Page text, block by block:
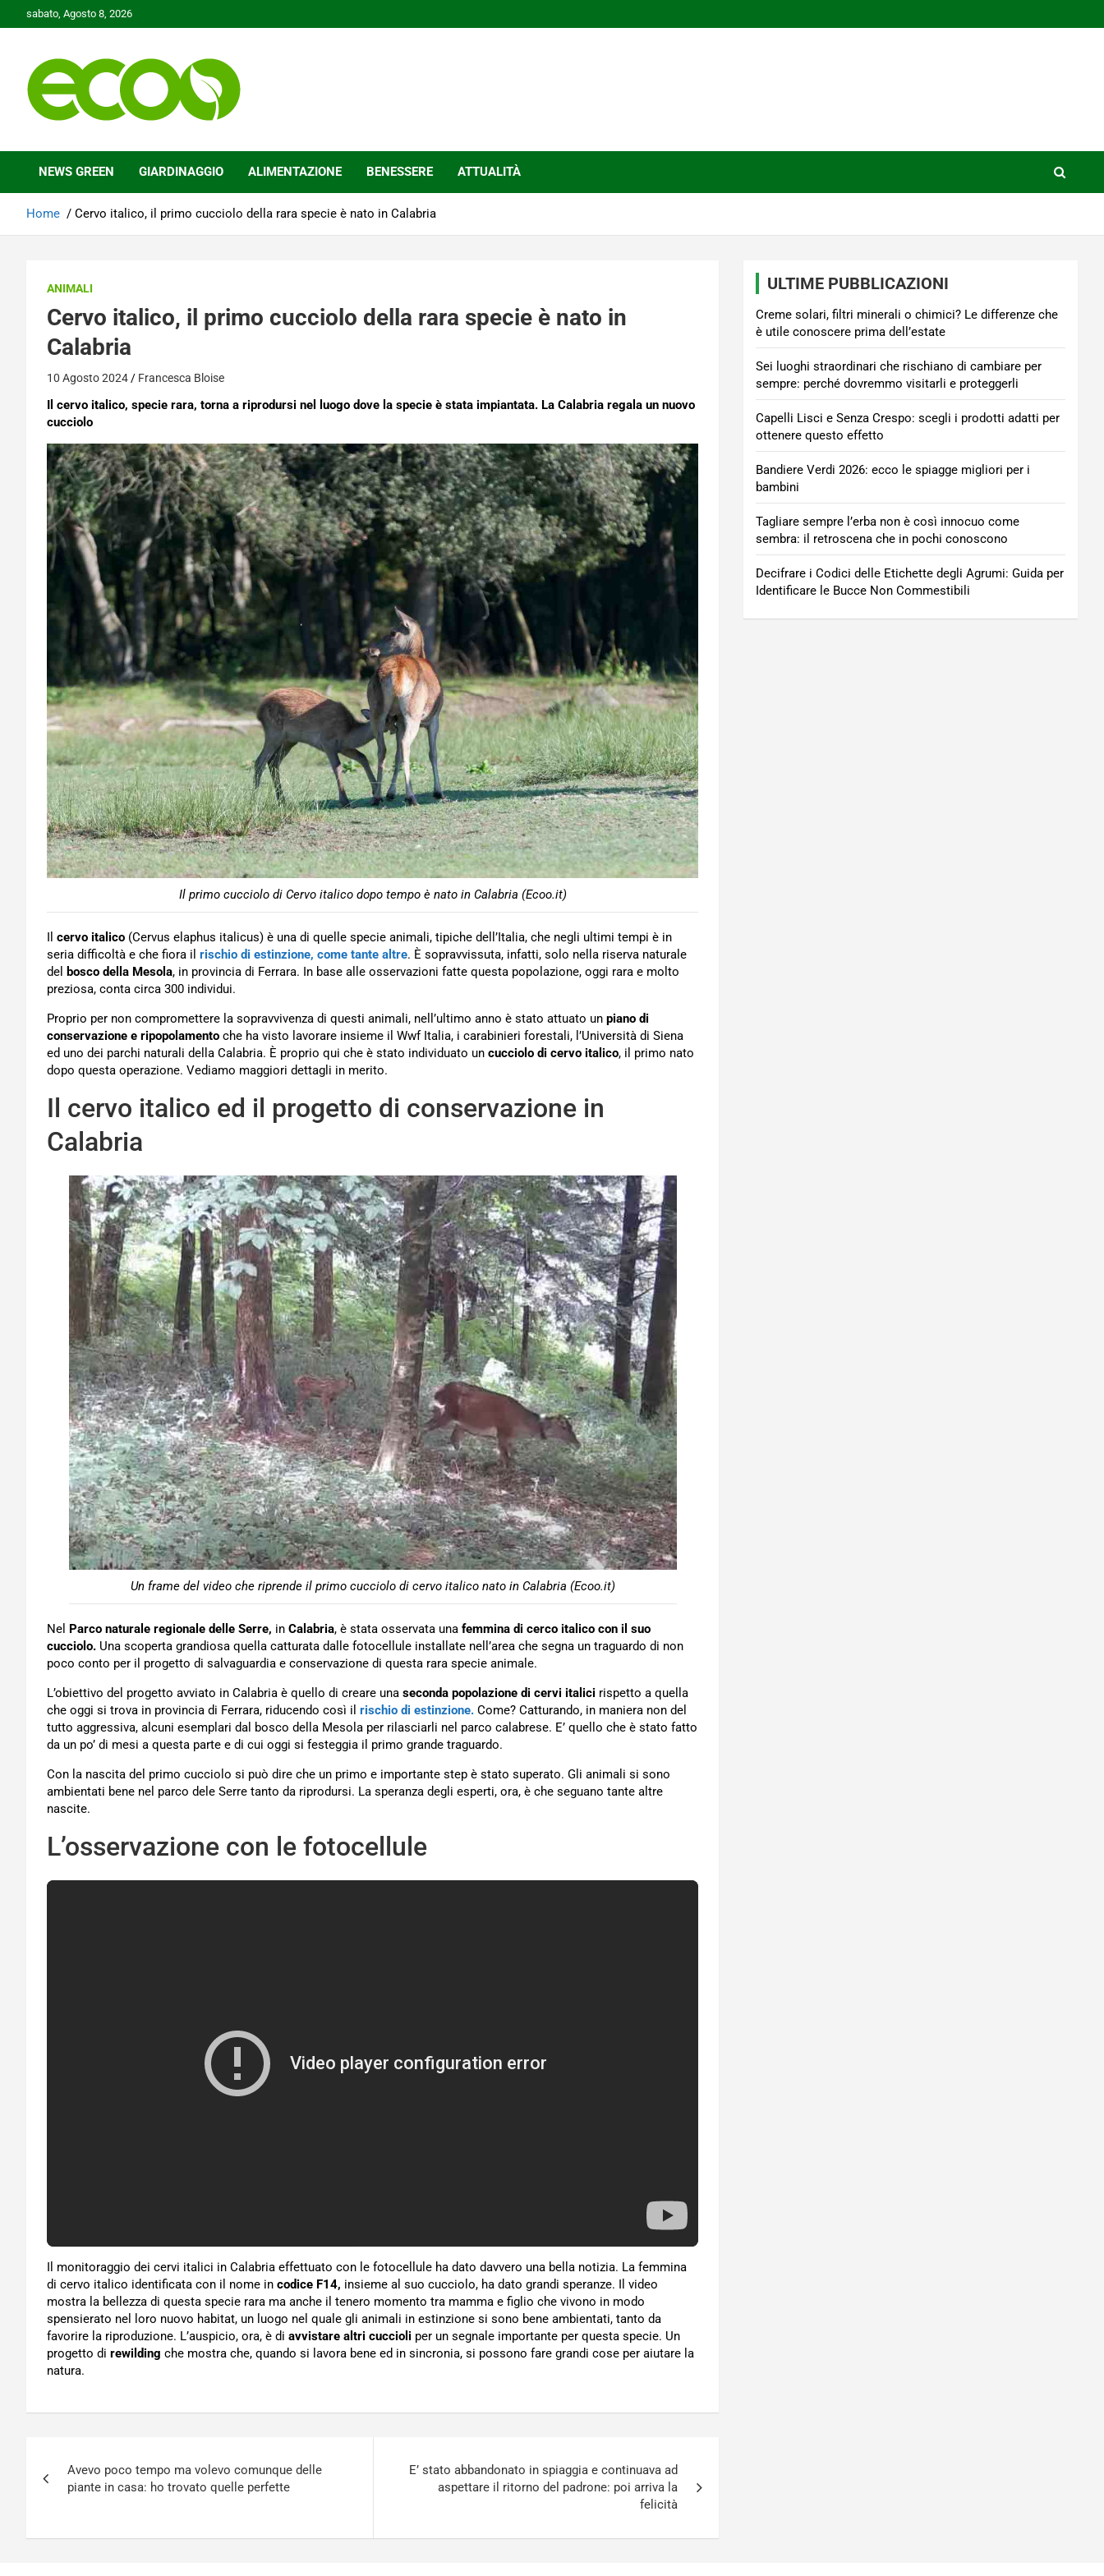
to
sabato, Agosto 8, 2026
Ecoo.it
NEWS GREEN GIARDINAGGIO ALIMENTAZIONE BENESSERE ATTUALITÀ
Home Cervo italico, il primo cucciolo della rara specie è nato in Calabria
ANIMALI
Cervo italico, il primo cucciolo della rara specie è nato in
Calabria
10 Agosto 2024 Francesca Bloise
Il cervo italico, specie rara, torna a riprodursi nel luogo dove la specie è stata impiantata. La Calabria regala un nuovo
cucciolo
Il primo cucciolo di Cervo italico dopo tempo è nato in Calabria (Ecoo.it)
Il cervo italico (Cervus elaphus italicus) è una di quelle specie animali, tipiche dell’Italia, che negli ultimi tempi è in
seria difficoltà e che fiora il rischio di estinzione, come tante altre. È sopravvissuta, infatti, solo nella riserva naturale
del bosco della Mesola, in provincia di Ferrara. In base alle osservazioni fatte questa popolazione, oggi rara e molto
preziosa, conta circa 300 individui.
Proprio per non compromettere la sopravvivenza di questi animali, nell’ultimo anno è stato attuato un piano di
conservazione e ripopolamento che ha visto lavorare insieme il Wwf Italia, i carabinieri forestali, l’Università di Siena
ed uno dei parchi naturali della Calabria. È proprio qui che è stato individuato un cucciolo di cervo italico, il primo nato
dopo questa operazione. Vediamo maggiori dettagli in merito.
Il cervo italico ed il progetto di conservazione in
Calabria
Un frame del video che riprende il primo cucciolo di cervo italico nato in Calabria (Ecoo.it)
Nel Parco naturale regionale delle Serre, in Calabria, è stata osservata una femmina di cerco italico con il suo
cucciolo. Una scoperta grandiosa quella catturata dalle fotocellule installate nell’area che segna un traguardo di non
poco conto per il progetto di salvaguardia e conservazione di questa rara specie animale.
L’obiettivo del progetto avviato in Calabria è quello di creare una seconda popolazione di cervi italici rispetto a quella
che oggi si trova in provincia di Ferrara, riducendo così il rischio di estinzione. Come? Catturando, in maniera non del
tutto aggressiva, alcuni esemplari dal bosco della Mesola per rilasciarli nel parco calabrese. E’ quello che è stato fatto
da un po’ di mesi a questa parte e di cui oggi si festeggia il primo grande traguardo.
Con la nascita del primo cucciolo si può dire che un primo e importante step è stato superato. Gli animali si sono
ambientati bene nel parco dele Serre tanto da riprodursi. La speranza degli esperti, ora, è che seguano tante altre
nascite.
L’osservazione con le fotocellule
Il monitoraggio dei cervi italici in Calabria effettuato con le fotocellule ha dato davvero una bella notizia. La femmina
di cervo italico identificata con il nome in codice F14, insieme al suo cucciolo, ha dato grandi speranze. Il video
mostra la bellezza di questa specie rara ma anche il tenero momento tra mamma e figlio che vivono in modo
spensierato nel loro nuovo habitat, un luogo nel quale gli animali in estinzione si sono bene ambientati, tanto da
favorire la riproduzione. L’auspicio, ora, è di avvistare altri cuccioli per un segnale importante per questa specie. Un
progetto di rewilding che mostra che, quando si lavora bene ed in sincronia, si possono fare grandi cose per aiutare la
natura.
articoli
Avevo poco tempo ma volevo comunque delle
piante in casa: ho trovato quelle perfette
E’ stato abbandonato in spiaggia e continuava ad
aspettare il ritorno del padrone: poi arriva la
felicità
ULTIME PUBBLICAZIONI
Creme solari, filtri minerali o chimici? Le differenze che
è utile conoscere prima dell’estate
Sei luoghi straordinari che rischiano di cambiare per
sempre: perché dovremmo visitarli e proteggerli
Capelli Lisci e Senza Crespo: scegli i prodotti adatti per
ottenere questo effetto
Bandiere Verdi 2026: ecco le spiagge migliori per i
bambini
Tagliare sempre l’erba non è così innocuo come
sembra: il retroscena che in pochi conoscono
Decifrare i Codici delle Etichette degli Agrumi: Guida per
Identificare le Bucce Non Commestibili